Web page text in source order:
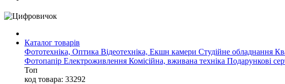
Каталог товарів
Фототехніка, Оптика Відеотехніка, Екшн камери Студійне обладнання
Фотопапір Електроживлення Комісійна, вживана техніка Подарункові
Топ
код товара: 33292